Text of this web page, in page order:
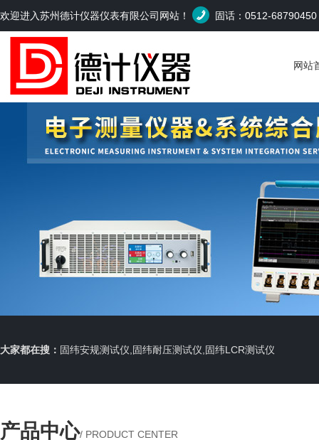
欢迎进入苏州德计仪器仪表有限公司网站！ 固话：0512-68790450
网站
大家都在搜： 固纬安规测试仪,固纬耐压测试仪,固纬LCR测试仪
产品中心/ PRODUCT CENTER